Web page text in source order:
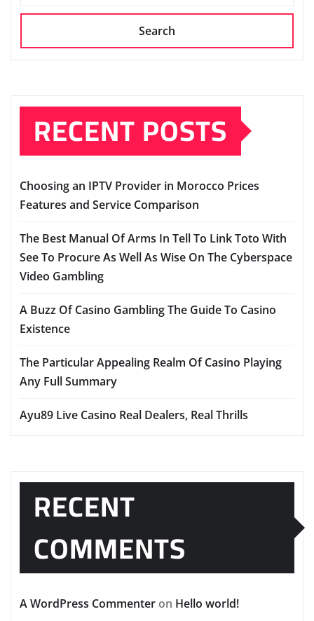
Search
RECENT POSTS
Choosing an IPTV Provider in Morocco Prices
Features and Service Comparison
The Best Manual Of Arms In Tell To Link Toto With
See To Procure As Well As Wise On The Cyberspace
Video Gambling
A Buzz Of Casino Gambling The Guide To Casino
Existence
The Particular Appealing Realm Of Casino Playing
Any Full Summary
Ayu89 Live Casino Real Dealers, Real Thrills
RECENT
COMMENTS
A WordPress Commenter on Hello world!